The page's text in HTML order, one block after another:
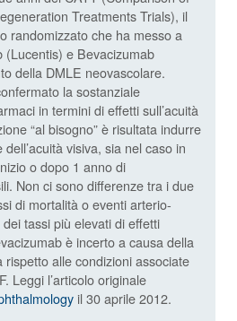
Treatments Trials), il
randomizzato che ha messo a
(Lucentis) e Bevacizumab
della DMLE neovascolare.
la sostanziale
in termini di effetti sull’acuità
“al bisogno” è risultata indurre
visiva, sia nel caso in
o dopo 1 anno di
Non ci sono differenze tra i due
di mortalità o eventi arterio-
tassi più elevati di effetti
è incerto a causa della
rispetto alle condizioni associate
Leggi l’articolo originale
il 30 aprile 2012.